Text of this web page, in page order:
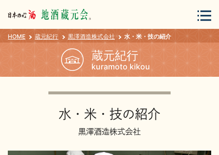
会員登録 ログイン
HOME 蔵元紀行 黒澤酒造株式会社 水・米・技の紹介
蔵元紀行
kuramoto kikou
水・米・技の紹介
黒澤酒造株式会社